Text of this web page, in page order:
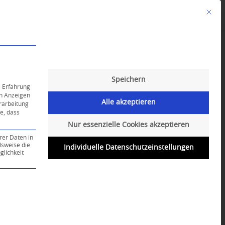
Mit
Erfahrung
Anzeigen
dass
Daten in
die
ist essenziell und kann nicht abgewählt
Speichern
Alle akzeptieren
Nur essenzielle Cookies akzeptieren
Individuelle Datenschutzeinstellungen